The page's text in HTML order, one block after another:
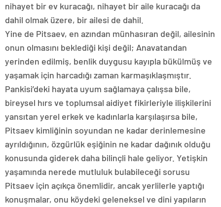
nihayet bir ev kuracağı, nihayet bir aile kuracağı da
dahil olmak üzere, bir ailesi de dahil.
Yine de Pitsaev, en azından münhasıran değil, ailesinin
onun olmasını beklediği kişi değil; Anavatandan
yerinden edilmiş, benlik duygusu kayıpla bükülmüş ve
yaşamak için harcadığı zaman karmaşıklaşmıştır.
Pankisi’deki hayata uyum sağlamaya çalışsa bile,
bireysel hırs ve toplumsal aidiyet fikirleriyle ilişkilerini
yansıtan yerel erkek ve kadınlarla karşılaşırsa bile,
Pitsaev kimliğinin soyundan ne kadar derinlemesine
ayrıldığının, özgürlük eşiğinin ne kadar dağınık olduğu
konusunda giderek daha bilinçli hale geliyor. Yetişkin
yaşamında nerede mutluluk bulabileceği sorusu
Pitsaev için açıkça önemlidir, ancak yerlilerle yaptığı
konuşmalar, onu köydeki geleneksel ve dini yapıların